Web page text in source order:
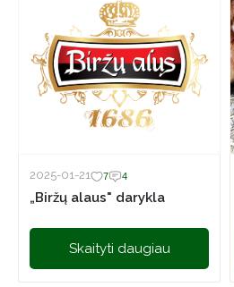
2025-01-21 7 4
„Biržų alaus" darykla
Skaityti daugiau